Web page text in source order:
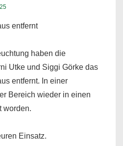
entfernt
haben die
Utke und Siggi Görke das
entfernt. In einer
Bereich wieder in einen
worden.
Einsatz.